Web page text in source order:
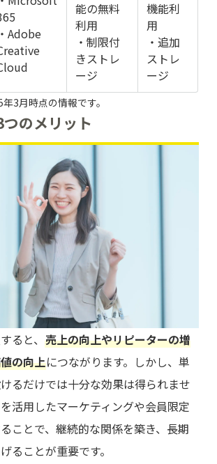
・Adobe
能の無料
利用
・制限付
きストレ
ージ
機能利
用
・追加
ストレ
ージ
3月時点の情報です。
のメリット
ると、売上の向上やリピーターの増
の向上につながります。しかし、単
るだけでは十分な効果は得られませ
活用したマーケティングや会員限定
ことで、継続的な関係を築き、長期
ることが重要です。